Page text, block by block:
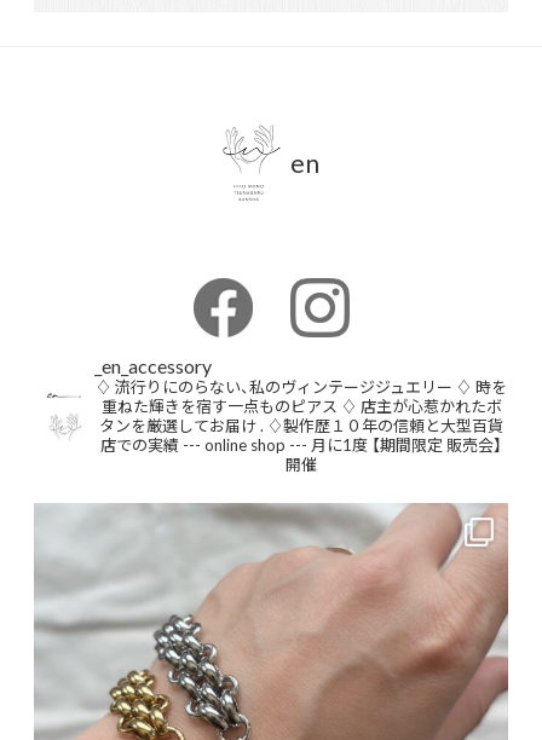
en
_en_accessory
♢ 流行りにのらない、私のヴィンテージジュエリー ♢ 時を
重ねた輝きを宿す一点ものピアス ♢ 店主が心惹かれたボ
タンを厳選してお届け . ♢製作歴１０年の信頼と大型百貨
店での実績 --- online shop --- 月に1度 【期間限定 販売会】
開催